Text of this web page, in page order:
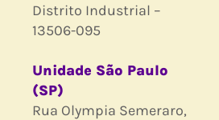
Distrito Industrial –
13506-095
Unidade São Paulo
(SP)
Rua Olympia Semeraro,